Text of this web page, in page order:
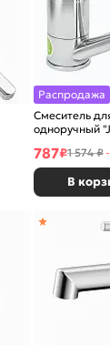
Распродажа
Смеситель
одноручный
787₽1 574 ₽
В